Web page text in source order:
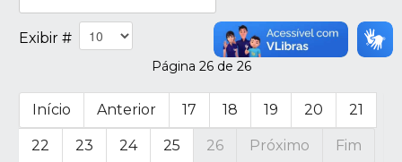
Exibir #
Página 26 de 26
Início Anterior 17 18 19 20 21
22 23 24 25 26 Próximo Fim